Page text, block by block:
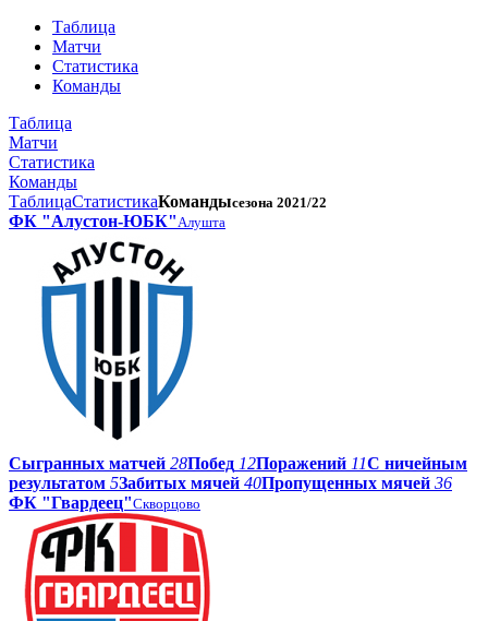
Таблица
Матчи
Статистика
Команды
Таблица
Матчи
Статистика
Команды
ТаблицаСтатистикаКомандысезона 2021/22
ФК "Алустон-ЮБК"Алушта
Сыгранных матчей 28Побед 12Поражений 11С ничейным
результатом 5Забитых мячей 40Пропущенных мячей 36
ФК "Гвардеец"Скворцово